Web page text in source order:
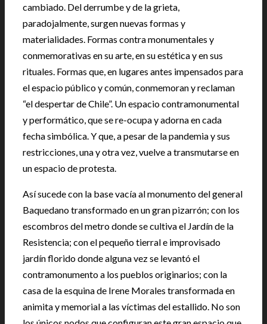
cambiado. Del derrumbe y de la grieta,
paradojalmente, surgen nuevas formas y
materialidades. Formas contra monumentales y
conmemorativas en su arte, en su estética y en sus
rituales. Formas que, en lugares antes impensados para
el espacio público y común, conmemoran y reclaman
“el despertar de Chile”. Un espacio contramonumental
y performático, que se re-ocupa y adorna en cada
fecha simbólica. Y que, a pesar de la pandemia y sus
restricciones, una y otra vez, vuelve a transmutarse en
un espacio de protesta.
Así sucede con la base vacía al monumento del general
Baquedano transformado en un gran pizarrón; con los
escombros del metro donde se cultiva el Jardín de la
Resistencia; con el pequeño tierral e improvisado
jardín florido donde alguna vez se levantó el
contramonumento a los pueblos originarios; con la
casa de la esquina de Irene Morales transformada en
animita y memorial a las víctimas del estallido. No son